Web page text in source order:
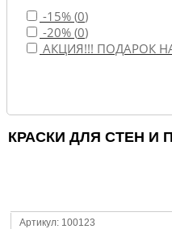
-15% (0)
-20% (0)
АКЦИЯ!!! ПОДАРОК
КРАСКИ ДЛЯ СТЕН И
Артикул: 100123